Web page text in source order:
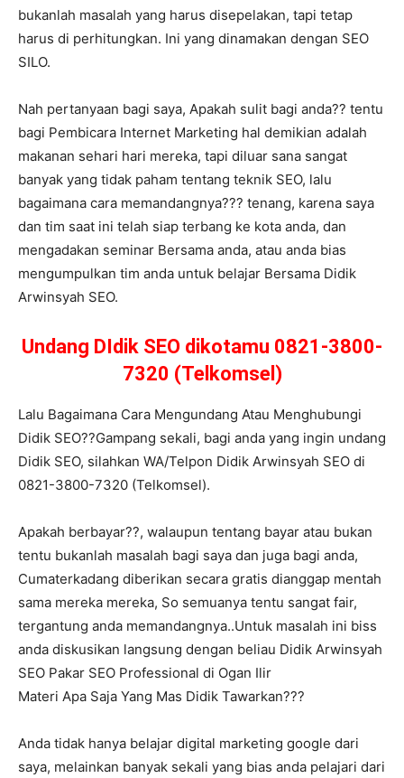
bukanlah masalah yang harus disepelakan, tapi tetap
harus di perhitungkan. Ini yang dinamakan dengan SEO
SILO.
Nah pertanyaan bagi saya, Apakah sulit bagi anda?? tentu
bagi Pembicara Internet Marketing hal demikian adalah
makanan sehari hari mereka, tapi diluar sana sangat
banyak yang tidak paham tentang teknik SEO, lalu
bagaimana cara memandangnya??? tenang, karena saya
dan tim saat ini telah siap terbang ke kota anda, dan
mengadakan seminar Bersama anda, atau anda bias
mengumpulkan tim anda untuk belajar Bersama Didik
Arwinsyah SEO.
Undang DIdik SEO dikotamu 0821-3800-
7320 (Telkomsel)
Lalu Bagaimana Cara Mengundang Atau Menghubungi
Didik SEO??Gampang sekali, bagi anda yang ingin undang
Didik SEO, silahkan WA/Telpon Didik Arwinsyah SEO di
0821-3800-7320 (Telkomsel).
Apakah berbayar??, walaupun tentang bayar atau bukan
tentu bukanlah masalah bagi saya dan juga bagi anda,
Cumaterkadang diberikan secara gratis dianggap mentah
sama mereka mereka, So semuanya tentu sangat fair,
tergantung anda memandangnya..Untuk masalah ini biss
anda diskusikan langsung dengan beliau Didik Arwinsyah
SEO Pakar SEO Professional di Ogan Ilir
Materi Apa Saja Yang Mas Didik Tawarkan???
Anda tidak hanya belajar digital marketing google dari
saya, melainkan banyak sekali yang bias anda pelajari dari